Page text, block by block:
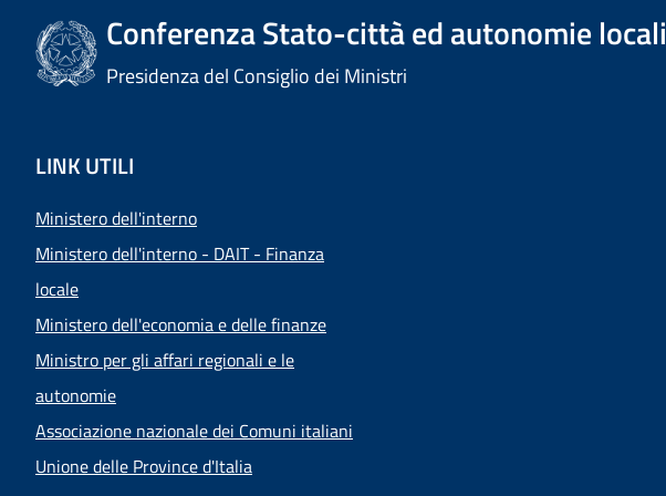
Conferenza Stato-città ed autonomie locali
Presidenza del Consiglio dei Ministri
LINK UTILI
Ministero dell'interno
Ministero dell'interno - DAIT - Finanza
locale
Ministero dell'economia e delle finanze
Ministro per gli affari regionali e le
autonomie
Associazione nazionale dei Comuni italiani
Unione delle Province d'Italia